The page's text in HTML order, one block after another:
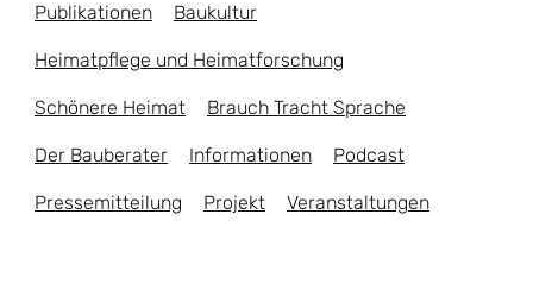
Publikationen Baukultur
Heimatpflege und Heimatforschung
Schönere Heimat Brauch Tracht Sprache
Der Bauberater Informationen Podcast
Pressemitteilung Projekt Veranstaltungen